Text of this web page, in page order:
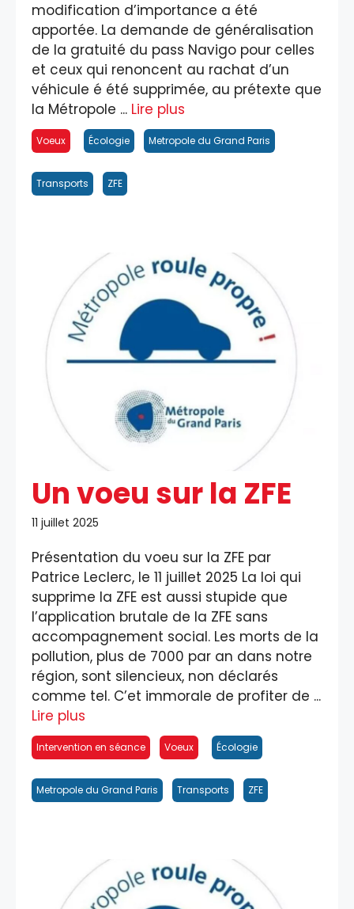
modification d’importance a été
apportée. La demande de généralisation
de la gratuité du pass Navigo pour celles
et ceux qui renoncent au rachat d’un
véhicule é été supprimée, au prétexte que
la Métropole ... Lire plus
Voeux Écologie Metropole du Grand Paris
Transports ZFE
Un voeu sur la ZFE
11 juillet 2025
Présentation du voeu sur la ZFE par
Patrice Leclerc, le 11 juillet 2025 La loi qui
supprime la ZFE est aussi stupide que
l’application brutale de la ZFE sans
accompagnement social. Les morts de la
pollution, plus de 7000 par an dans notre
région, sont silencieux, non déclarés
comme tel. C’et immorale de profiter de ...
Lire plus
Intervention en séance Voeux Écologie
Metropole du Grand Paris Transports ZFE